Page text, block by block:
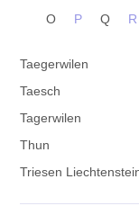
O
P Q R
Taegerwilen
Taesch
Tagerwilen
Thun
Triesen